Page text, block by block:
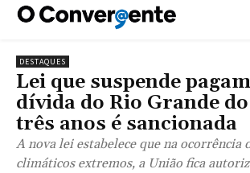
DESTAQUES
Lei que suspende
dívida do Rio Grande
três anos é sancionada
A nova lei estabelece que na ocorrência
climáticos extremos, a União fica